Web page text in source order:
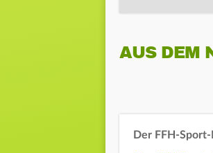
AUS DEM
Der FFH-